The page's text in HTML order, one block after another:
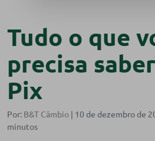
Tudo o que
precisa
Pix
Por: B&T Câmbio | 10 de dezembro de